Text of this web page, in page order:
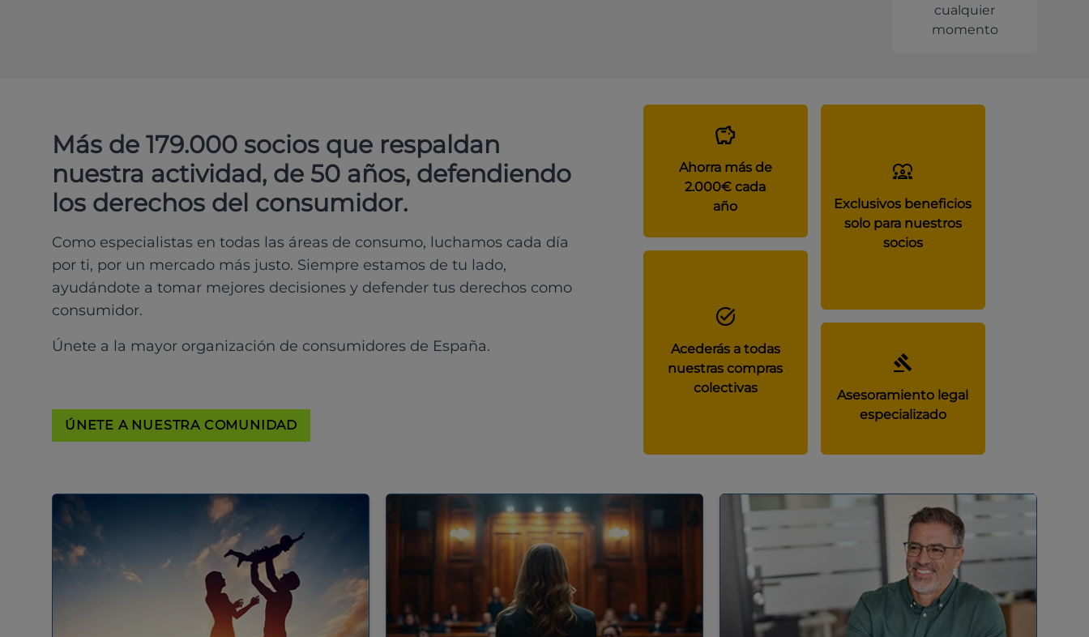
cualquier
momento
Más de 179.000 socios que respaldan
nuestra actividad, de 50 años, defendiendo
los derechos del consumidor.
Como especialistas en todas las áreas de consumo, luchamos cada día
por ti, por un mercado más justo. Siempre estamos de tu lado,
ayudándote a tomar mejores decisiones y defender tus derechos como
consumidor.
Únete a la mayor organización de consumidores de España.
ÚNETE A NUESTRA COMUNIDAD
Ahorra más de
2.000€ cada
año
Exclusivos beneficios
solo para nuestros
socios
Acederás a todas
nuestras compras
colectivas
Asesoramiento legal
especializado